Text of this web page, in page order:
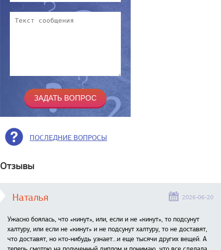
ПОСЛЕДНИЕ ВОПРОСЫ
Отзывы
Наталья 2026-06-20
Ужасно боялась, что «кинут», или, если и не «кинут», то подсунут
халтуру, или если не «кинут» и не подсунут халтуру, то не доставят,
что доставят, но кто-нибудь узнает...и еще тысячи других вещей. А